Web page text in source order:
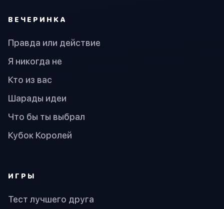
ВЕЧЕРИНКА
Правда или действие
Я никогда не
Кто из вас
Шарады идеи
Что бы ты выбрал
Кубок Королей
ИГРЫ
Тест лучшего друга